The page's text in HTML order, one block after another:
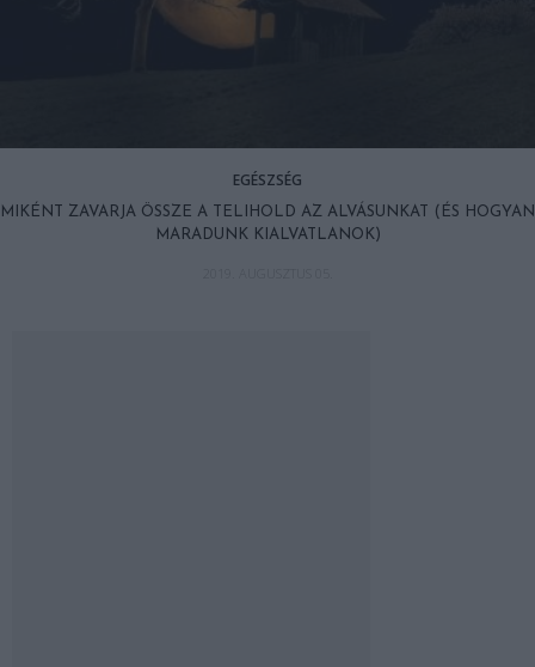
EGÉSZSÉG
MIKÉNT ZAVARJA ÖSSZE A TELIHOLD AZ ALVÁSUNKAT (ÉS HOGYAN
MARADUNK KIALVATLANOK)